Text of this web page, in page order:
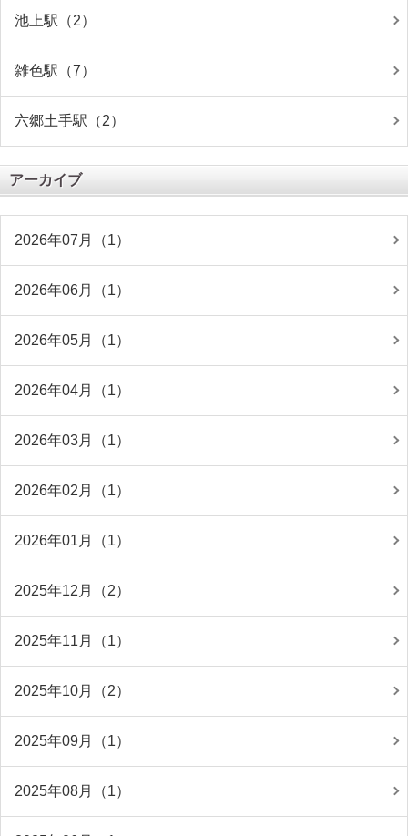
池上駅（2）
雑色駅（7）
六郷土手駅（2）
アーカイブ
2026年07月（1）
2026年06月（1）
2026年05月（1）
2026年04月（1）
2026年03月（1）
2026年02月（1）
2026年01月（1）
2025年12月（2）
2025年11月（1）
2025年10月（2）
2025年09月（1）
2025年08月（1）